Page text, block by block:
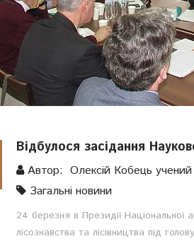
Відбулося засідання
Автор: Олексій Кобець
Загальні новини
24 березня в Президії Національної
лісознавства та лісівництва під